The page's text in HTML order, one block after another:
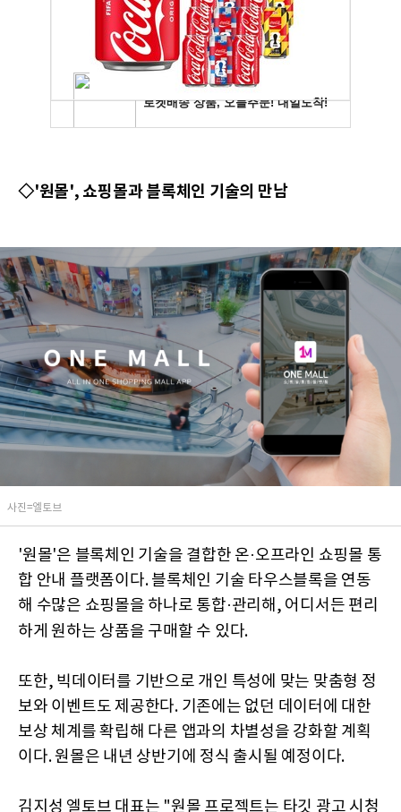
◇'원몰', 쇼핑몰과 블록체인 기술의 만남
사진=엘토브
'원몰'은 블록체인 기술을 결합한 온·오프라인 쇼핑몰 통
합 안내 플랫폼이다. 블록체인 기술 타우스블록을 연동
해 수많은 쇼핑몰을 하나로 통합·관리해, 어디서든 편리
하게 원하는 상품을 구매할 수 있다.
또한, 빅데이터를 기반으로 개인 특성에 맞는 맞춤형 정
보와 이벤트도 제공한다. 기존에는 없던 데이터에 대한
보상 체계를 확립해 다른 앱과의 차별성을 강화할 계획
이다. 원몰은 내년 상반기에 정식 출시될 예정이다.
김지성 엘토브 대표는 "원몰 프로젝트는 타깃 광고 시청